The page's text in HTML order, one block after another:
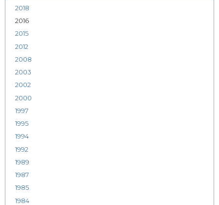
2018
2016
2015
2012
2008
2003
2002
2000
1997
1995
1994
1992
1989
1987
1985
1984